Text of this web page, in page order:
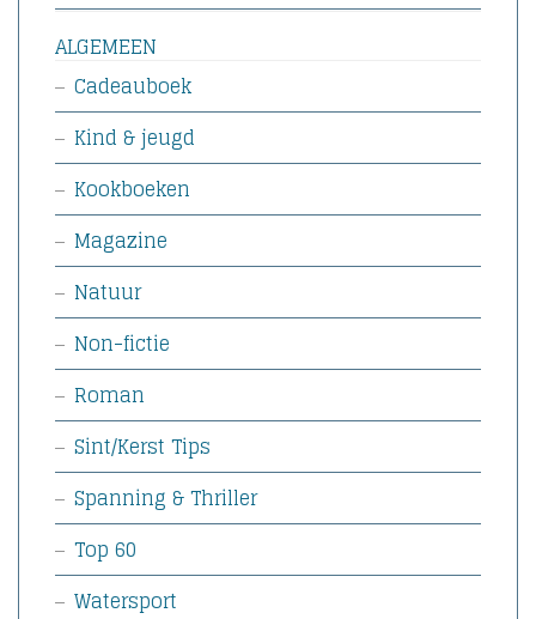
ALGEMEEN
Cadeauboek
Kind & jeugd
Kookboeken
Magazine
Natuur
Non-fictie
Roman
Sint/Kerst Tips
Spanning & Thriller
Top 60
Watersport